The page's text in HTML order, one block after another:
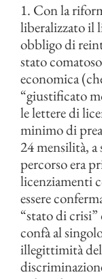
1. Con la
liberalizzato il
obbligo di
stato
economica
“giustificato
le lettere di
minimo di
24 mensilità, a
percorso era
licenziamenti
essere
“stato di crisi”
confà al
illegittimità